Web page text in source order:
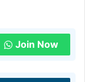
Join Now